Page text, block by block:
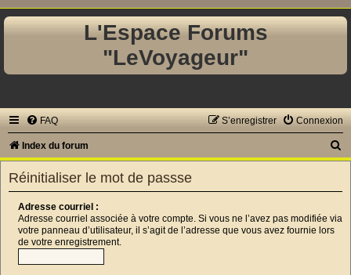
L'Espace Forums
"LeVoyageur"
FAQ Connexion
S’enregistrer
Index du forum
Réinitialiser le mot de passse
Adresse courriel :
Adresse courriel associée à votre compte. Si vous ne l’avez pas modifiée via
votre panneau d’utilisateur, il s’agit de l’adresse que vous avez fournie lors
de votre enregistrement.